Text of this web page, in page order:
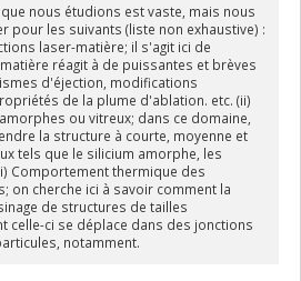
nous étudions est vaste, mais nous
pour les suivants (liste non exhaustive) :
laser-matière; il s'agit ici de
réagit à de puissantes et brèves
d'éjection, modifications
de la plume d'ablation. etc. (ii)
ou vitreux; dans ce domaine,
la structure à courte, moyenne et
tels que le silicium amorphe, les
Comportement thermique des
on cherche ici à savoir comment la
de structures de tailles
celle-ci se déplace dans des jonctions
notamment.